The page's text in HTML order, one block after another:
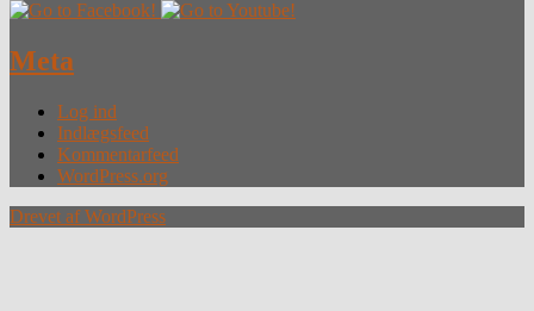
Meta
Log ind
Indlægsfeed
Kommentarfeed
WordPress.org
Drevet af WordPress